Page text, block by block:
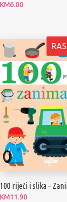
KM6.00
100 riječi i slika –
KM11.90